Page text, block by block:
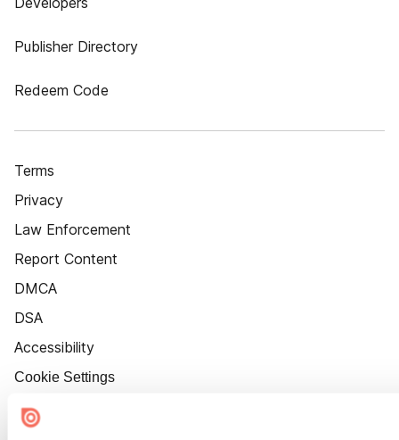
Publisher Directory
Redeem Code
Terms
Privacy
Law Enforcement
Report Content
DMCA
DSA
Accessibility
Cookie Settings